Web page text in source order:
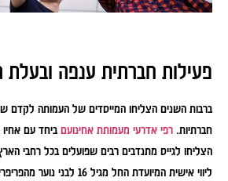
פעילות חברתית ענפה ובעלת
ברבות השנים הצליחו המייסדים של העמותה לקדם
חברתיות.רפי אדרעי מעמותת אחינועםביחד עם אחיו
הצליחו לגייס מתנדבים רבים שפועלים בכל רחבי
ליווי אישית המיועדת החל מגיל 16